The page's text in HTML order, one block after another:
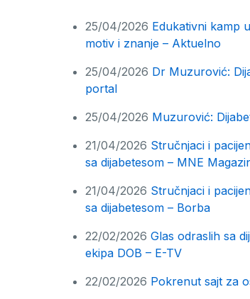
25/04/2026 Edukativni kamp
motiv i znanje – Aktuelno
25/04/2026 Dr Muzurović:
portal
25/04/2026 Muzurović:
21/04/2026 Stručnjaci i
sa dijabetesom – MNE
21/04/2026 Stručnjaci i
sa dijabetesom – Borba
22/02/2026 Glas odraslih sa
ekipa DOB – E-TV
22/02/2026 Pokrenut sajt za